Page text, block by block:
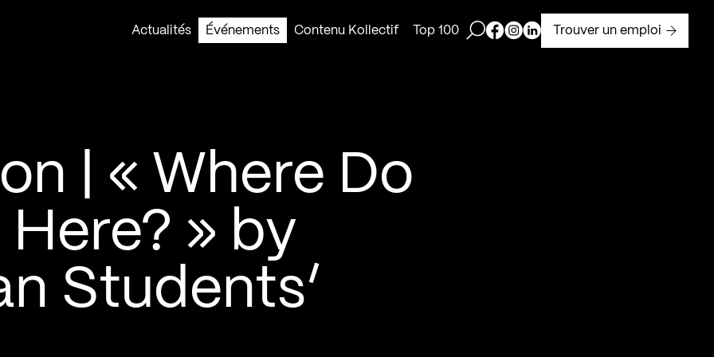
Actualités
Événements Contenu Kollectif Top 100 Ouvrir la barre de recherche
Page Facebook de Kollectif
Page Instagram de Kollectif
Page Linkedin de Kollectif
Trouver un emploi
| « Where Do
» by
Students’